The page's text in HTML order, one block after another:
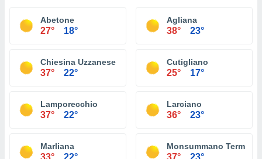
Abetone
27° 18°
Agliana
38° 23°
Chiesina Uzzanese
37° 22°
Cutigliano
25° 17°
Lamporecchio
37° 22°
Larciano
36° 23°
Marliana
33° 22°
Monsummano Terme
37° 23°